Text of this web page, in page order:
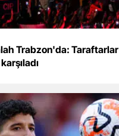
Muş
Rize
Sakarya
Trabzon'da: Taraftarlar